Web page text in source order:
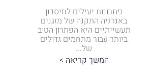
פתרונות יעילים לחיסכון
באנרגיה התקנה של מזגנים
תעשייתיים היא הפתרון הטוב
ביותר עבור מתחמים גדולים
של...
המשך קריאה >